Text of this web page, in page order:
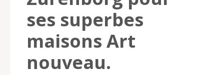
ses superbes
maisons Art
nouveau.